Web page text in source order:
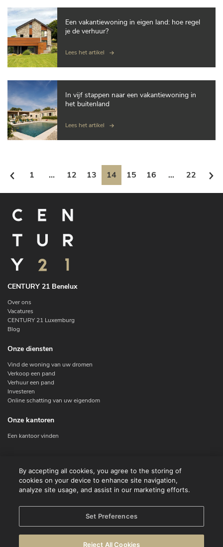
Een vakantiewoning in eigen land: hoe regel
je de verhuur?
Lees het artikel
In vijf stappen naar een vakantiewoning in
het buitenland
Lees het artikel
1 ... 12 13 14 15 16 ... 22
CENTURY 21 Benelux
Over ons
Vacatures
CENTURY 21 Luxemburg
Blog
Onze diensten
Vind de woning van uw dromen
Verkoop een pand
Verhuur een pand
Investeren
Online schatting van uw eigendom
Onze kantoren
Een kantoor vinden
Contact
Facebook
By accepting all cookies, you agree to the storing of
cookies on your device to enhance site navigation,
analyze site usage, and assist in our marketing efforts.
Set Preferences
Reject All Cookies